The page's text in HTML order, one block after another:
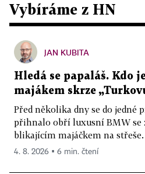
Vybíráme z HN
JAN KUBITA
Hledá se papaláš. Kdo
majákem skrze
Před několika dny se do jedné
přihnalo obří luxusní BMW se
blikajícím majáčkem na střeše.
4. 8. 2026 ▪ 6 min. čtení